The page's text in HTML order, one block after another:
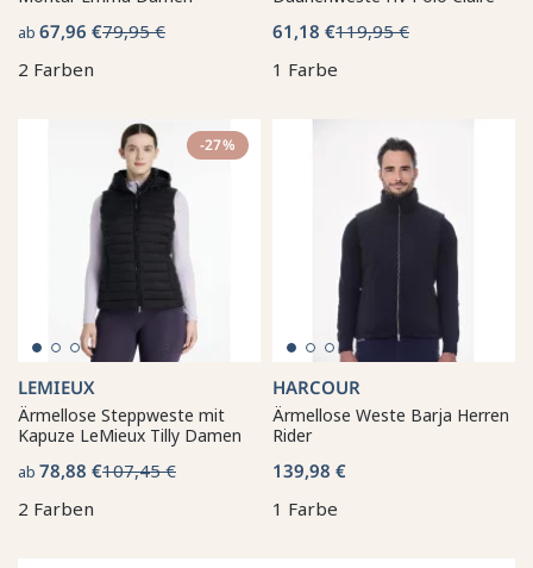
ab 67,96 €79,95 €
2 Farben
61,18 €119,95 €
1 Farbe
-27%
LEMIEUX
Ärmellose Steppweste mit
Kapuze LeMieux Tilly Damen
ab 78,88 €107,45 €
2 Farben
HARCOUR
Ärmellose Weste Barja Herren
Rider
139,98 €
1 Farbe